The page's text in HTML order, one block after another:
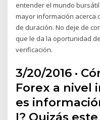
entender el mundo
mayor información acerca
de duración. No deje de
que le da la oportunidad
verificación.
3/20/2016 ·
Forex a nivel
es
I? Quizás